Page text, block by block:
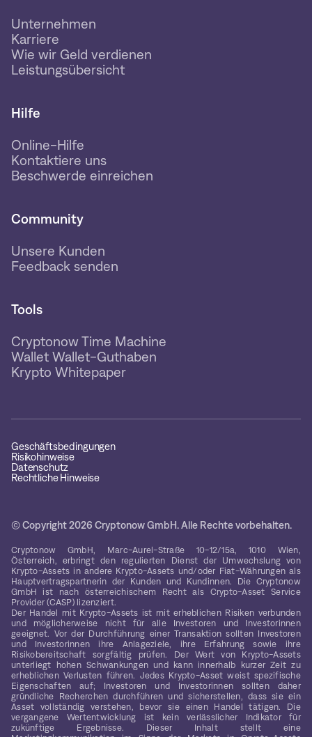
Unternehmen
Karriere
Wie wir Geld verdienen
Leistungsübersicht
Hilfe
Online-Hilfe
Kontaktiere uns
Beschwerde einreichen
Community
Unsere Kunden
Feedback senden
Tools
Cryptonow Time Machine
Wallet Wallet-Guthaben
Krypto Whitepaper
Geschäftsbedingungen
Risikohinweise
Datenschutz
Rechtliche Hinweise
© Copyright 2026 Cryptonow GmbH. Alle Rechte vorbehalten.
Cryptonow GmbH, Marc-Aurel-Straße 10-12/15a, 1010 Wien,
Österreich, erbringt den regulierten Dienst der Umwechslung von
Krypto-Assets in andere Krypto-Assets und/oder Fiat-Währungen als
Hauptvertragspartnerin der Kunden und Kundinnen. Die Cryptonow
GmbH ist nach österreichischem Recht als Crypto-Asset Service
Provider (CASP) lizenziert.
Der Handel mit Krypto-Assets ist mit erheblichen Risiken verbunden
und möglicherweise nicht für alle Investoren und Investorinnen
geeignet. Vor der Durchführung einer Transaktion sollten Investoren
und Investorinnen ihre Anlageziele, ihre Erfahrung sowie ihre
Risikobereitschaft sorgfältig prüfen. Der Wert von Krypto-Assets
unterliegt hohen Schwankungen und kann innerhalb kurzer Zeit zu
erheblichen Verlusten führen. Jedes Krypto-Asset weist spezifische
Eigenschaften auf; Investoren und Investorinnen sollten daher
gründliche Recherchen durchführen und sicherstellen, dass sie ein
Asset vollständig verstehen, bevor sie einen Handel tätigen. Die
vergangene Wertentwicklung ist kein verlässlicher Indikator für
zukünftige Ergebnisse. Dieser Inhalt stellt eine